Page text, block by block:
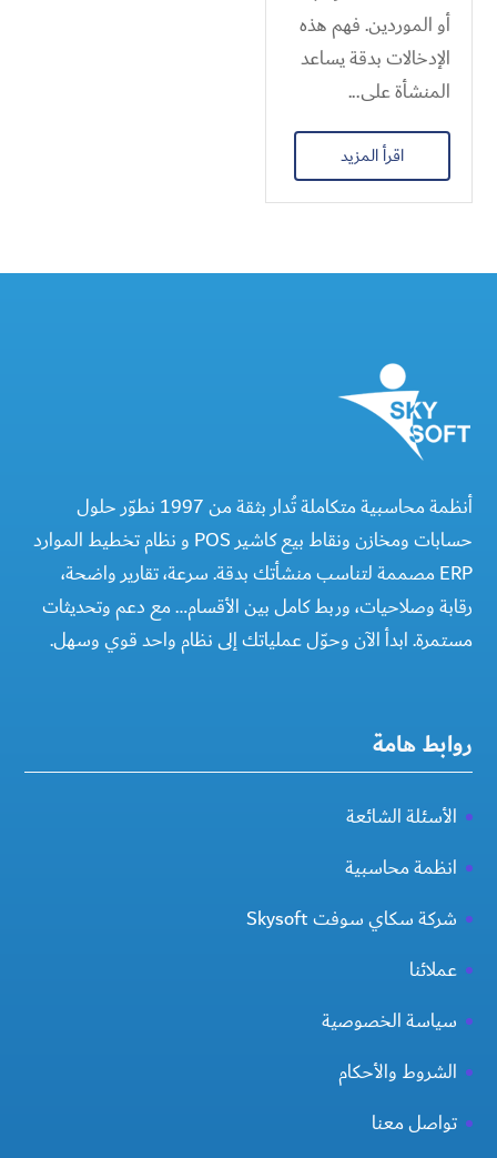
أو الموردين. فهم هذه
الإدخالات بدقة يساعد
المنشأة على...
اقرأ المزيد
أنظمة محاسبية متكاملة تُدار بثقة من 1997 نطوّر حلول
حسابات ومخازن ونقاط بيع كاشير POS و نظام تخطيط الموارد
ERP مصممة لتناسب منشأتك بدقة. سرعة، تقارير واضحة،
رقابة وصلاحيات، وربط كامل بين الأقسام… مع دعم وتحديثات
مستمرة. ابدأ الآن وحوّل عملياتك إلى نظام واحد قوي وسهل.
روابط هامة
الأسئلة الشائعة
انظمة محاسبية
شركة سكاي سوفت Skysoft
عملائنا
سياسة الخصوصية
الشروط والأحكام
تواصل معنا